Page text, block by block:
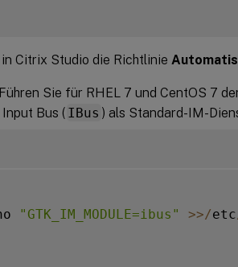
Citrix Studio die Richtlinie
Sie für RHEL 7 und CentOS 7
Bus ( IBus ) als Standard-IM-
"GTK_IM_MODULE=ibus" >>/etc